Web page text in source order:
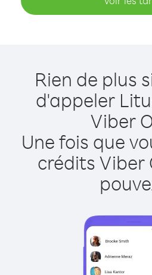
Rien de plus
d'appeler
Viber
Une fois que
crédits Viber